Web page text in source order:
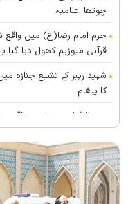
چوتھا اعلامیہ
حرم امام رضا(ع) میں واقع
قرآنی میوزیم کھول دیا گیا
شہید رہبر کے تشیع جنازہ
کا پیغام
بین الاقوامی سطح پر
انعقاد
’’قائد الامۃ‘‘ کے عنوان سے
رہبرشہید کے سوگواروں کے
پذیرائي کا وسیع انتظام